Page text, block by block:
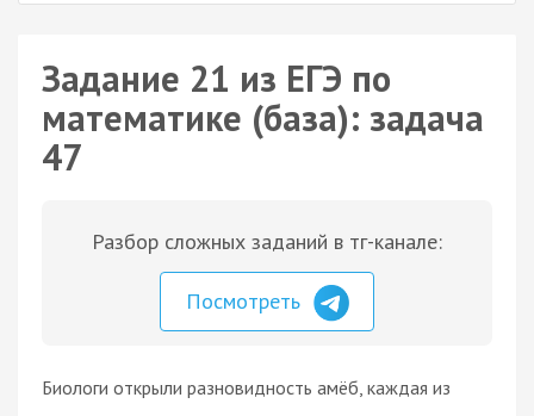
Задание 21 из ЕГЭ по
математике (база): задача
47
Разбор сложных заданий в тг-канале:
Посмотреть
Биологи открыли разновидность амёб, каждая из